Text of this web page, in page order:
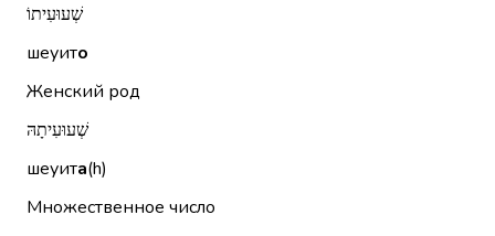
שְׁעוּעִיתוֹ
шеуито
Женский род
שְׁעוּעִיתָהּ
шеуита(h)
Множественное число